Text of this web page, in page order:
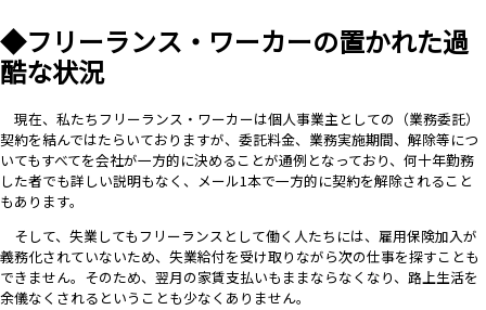
◆フリーランス・ワーカーの置かれた過
酷な状況
現在、私たちフリーランス・ワーカーは個人事業主としての（業務委託）
契約を結んではたらいておりますが、委託料金、業務実施期間、解除等につ
いてもすべてを会社が一方的に決めることが通例となっており、何十年勤務
した者でも詳しい説明もなく、メール1本で一方的に契約を解除されること
もあります。
そして、失業してもフリーランスとして働く人たち には、雇用保険加入が
義務化されていないため、失業給付を受け取りながら次の仕事を探すことも
できません。そのため、翌月の家賃支払いもままならなくなり、路上生活を
余儀なくされるということも少なくありません。